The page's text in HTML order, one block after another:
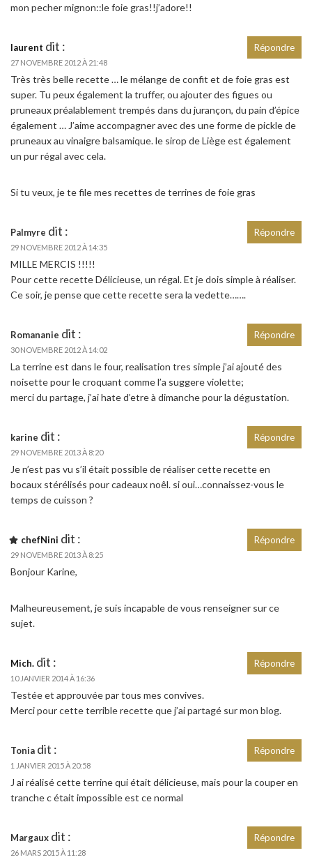
mon pecher mignon::le foie gras!!j’adore!!
laurent dit :
27 NOVEMBRE 2012 À 21:48
Très très belle recette … le mélange de confit et de foie gras est
super. Tu peux également la truffer, ou ajouter des figues ou
pruneaux préalablement trempés dans du jurançon, du pain d’épice
également … J’aime accompagner avec des une forme de pickle de
pruneaux au vinaigre balsamique. le sirop de Liège est également
un pur régal avec cela.
Si tu veux, je te file mes recettes de terrines de foie gras
Répondre
Palmyre dit :
29 NOVEMBRE 2012 À 14:35
MILLE MERCIS !!!!!
Pour cette recette Délicieuse, un régal. Et je dois simple à réaliser.
Ce soir, je pense que cette recette sera la vedette…….
Répondre
Romananie dit :
30 NOVEMBRE 2012 À 14:02
La terrine est dans le four, realisation tres simple j’ai ajouté des
noisette pour le croquant comme l’a suggere violette;
merci du partage, j’ai hate d’etre à dimanche pour la dégustation.
Répondre
karine dit :
29 NOVEMBRE 2013 À 8:20
Je n’est pas vu s’il était possible de réaliser cette recette en
bocaux stérélisés pour cadeaux noêl. si oui…connaissez-vous le
temps de cuisson ?
Répondre
chefNini dit :
29 NOVEMBRE 2013 À 8:25
Bonjour Karine,
Malheureusement, je suis incapable de vous renseigner sur ce
sujet.
Répondre
Mich. dit :
10 JANVIER 2014 À 16:36
Testée et approuvée par tous mes convives.
Merci pour cette terrible recette que j’ai partagé sur mon blog.
Répondre
Tonia dit :
1 JANVIER 2015 À 20:58
J ai réalisé cette terrine qui était délicieuse, mais pour la couper en
tranche c était impossible est ce normal
Répondre
Margaux dit :
26 MARS 2015 À 11:28
Répondre